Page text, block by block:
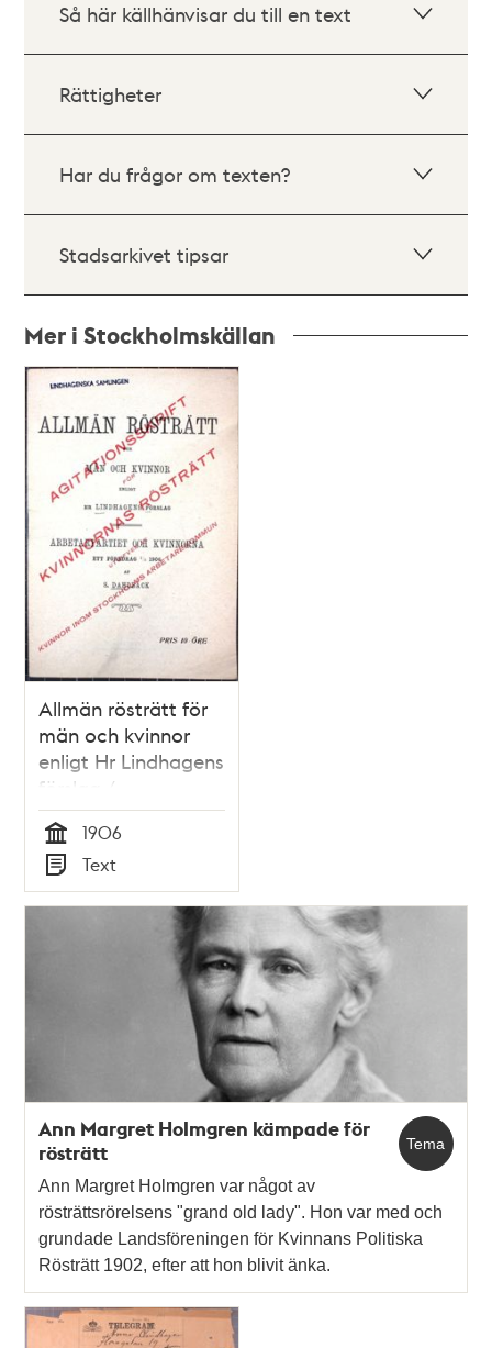
Så här källhänvisar du till en text
Rättigheter
Har du frågor om texten?
Stadsarkivet tipsar
Mer i Stockholmskällan
Relaterade
och
Allmän rösträtt för
män och kvinnor
enligt Hr Lindhagens
förslag /
Arbetarepartiet och
kvinnorna – ett
föredrag 7/3 1906 af
S. Dahlbäck.
Tid
1906
Typ
Text
Tema
Ann Margret Holmgren kämpade för
rösträtt
Ann Margret Holmgren var något av
rösträttsrörelsens "grand old lady". Hon var med och
grundade Landsföreningen för Kvinnans Politiska
Rösträtt 1902, efter att hon blivit änka.